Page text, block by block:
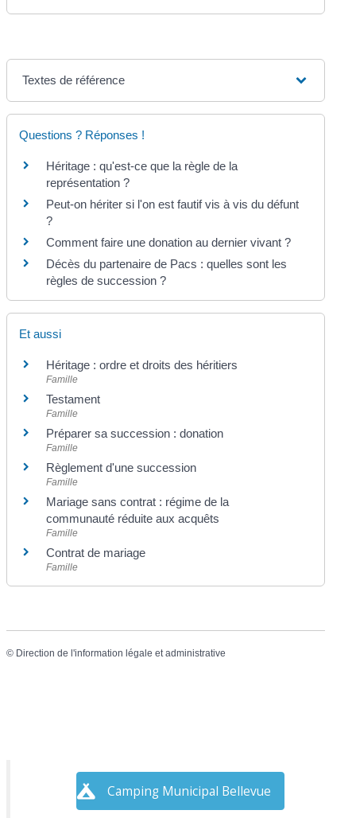
Textes de référence
Questions ? Réponses !
Héritage : qu'est-ce que la règle de la
représentation ?
Peut-on hériter si l'on est fautif vis à vis du défunt
?
Comment faire une donation au dernier vivant ?
Décès du partenaire de Pacs : quelles sont les
règles de succession ?
Et aussi
Héritage : ordre et droits des héritiers
Famille
Testament
Famille
Préparer sa succession : donation
Famille
Règlement d'une succession
Famille
Mariage sans contrat : régime de la
communauté réduite aux acquêts
Famille
Contrat de mariage
Famille
© Direction de l'information légale et administrative
Camping Municipal Bellevue